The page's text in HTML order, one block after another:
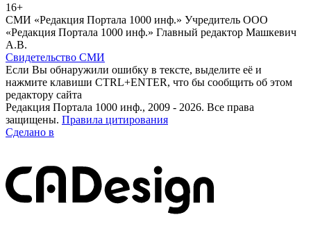
16+
СМИ «Редакция Портала 1000 инф.» Учредитель ООО
«Редакция Портала 1000 инф.» Главный редактор Машкевич
А.В.
Свидетельство СМИ
Если Вы обнаружили ошибку в тексте, выделите её и
нажмите клавиши CTRL+ENTER, что бы сообщить об этом
редактору сайта
Редакция Портала 1000 инф., 2009 - 2026. Все права
защищены. Правила цитирования
Сделано в